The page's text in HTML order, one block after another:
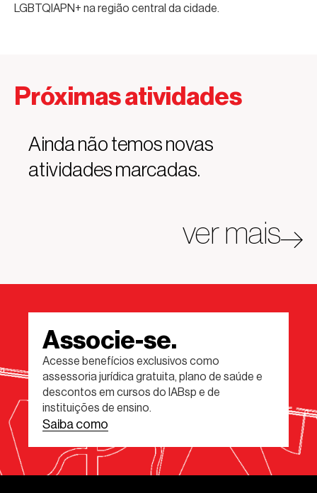
LGBTQIAPN+ na região central da cidade.
Próximas atividades
Ainda não temos novas
atividades marcadas.
ver mais
Associe-se.
Acesse benefícios exclusivos como
assessoria jurídica gratuita, plano de saúde e
descontos em cursos do IABsp e de
instituições de ensino.
Saiba como